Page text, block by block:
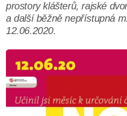
prostory klášterů, rajské
a další běžně nepřístupná
12.06.2020.